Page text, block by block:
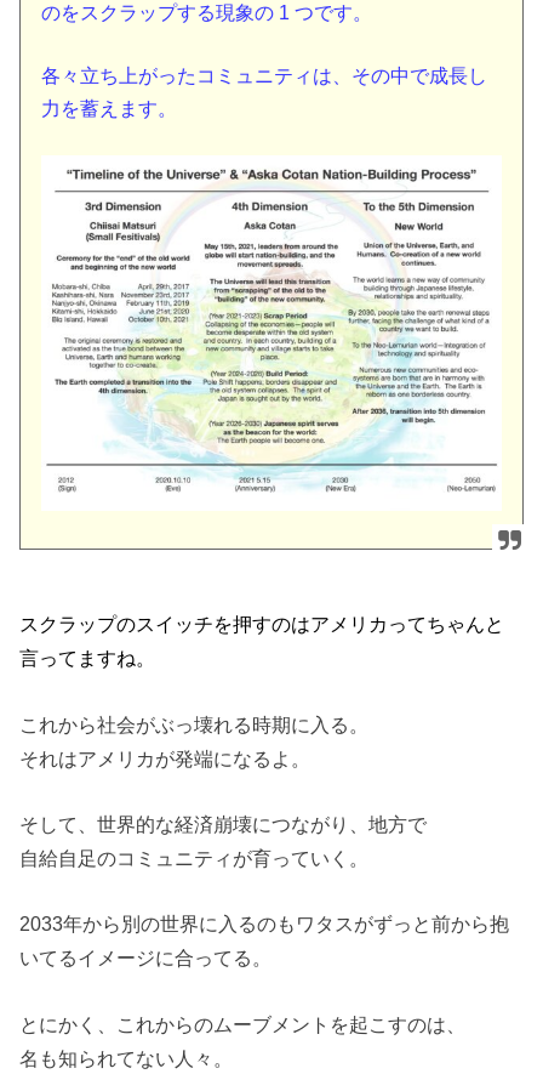
のをスクラップする現象の 1 つです。
各々立ち上がったコミュニティは、その中で成長し
力を蓄えます。
スクラップのスイッチを押すのはアメリカってちゃんと
言ってますね。
これから社会がぶっ壊れる時期に入る。
それはアメリカが発端になるよ。
そして、世界的な経済崩壊につながり、地方で
自給自足のコミュニティが育っていく。
2033年から別の世界に入るのもワタスがずっと前から抱
いてるイメージに合ってる。
とにかく、これからのムーブメントを起こすのは、
名も知られてない人々。